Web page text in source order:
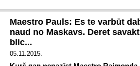
Maestro Pauls: Es te varbūt
naud no Maskavs. Deret
blic...
05.11.2015.